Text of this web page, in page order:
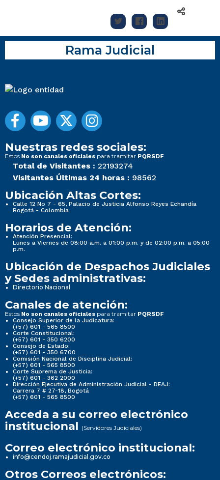
Rama Judicial
Nuestras redes sociales:
Estos No son canales oficiales para tramitar PQRSDF
Total de Visitantes : 22193274
Visitantes Últimas 24 horas : 98562
Ubicación Altas Cortes:
Calle 12 No 7 - 65, Palacio de Justicia Alfonso Reyes Echandía
Bogotá - Colombia
Horarios de Atención:
Atención Presencial:
Lunes a Viernes de 08:00 a.m. a 01:00 p.m. y de 02:00 p.m. a 05:00
p.m.
Ubicación de Despachos Judiciales
y Sedes administrativas:
Directorio Nacional
Canales de atención:
Estos No son canales oficiales para tramitar PQRSDF
Consejo Superior de la Judicatura:
(+57) 601 - 565 8500
Corte Constitucional:
(+57) 601 - 350 6200
Consejo de Estado:
(+57) 601 - 350 6700
Comisión Nacional de Disciplina Judicial:
(+57) 601 - 565 8500
Corte Suprema de Justicia:
(+57) 601 - 362 2000
Dirección Ejecutiva de Administración Judicial - DEAJ:
Carrera 7 # 27-18, Bogotá
(+57) 601 - 565 8500
Acceda a su correo electrónico
institucional (Servidores Judiciales)
Correo electrónico institucional:
info@cendoj.ramajudicial.gov.co
Otros Correos electrónicos: